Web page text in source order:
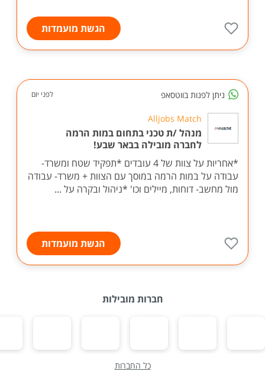
הגשת מועמדות
ניתן לפנות בווטסאפ לפני יום
Alljobs Match
מנהל /ת טכני בתחום במות הרמה
לחברה מובילה בבאר שבע!
*אחריות על צוות של 4 עובדים *תפקיד שטח ומשרד-
עבודה על במות הרמה במוסך עם הצוות + משרד- עבודה
מול מחשב- דוחות, מיילים וכו' *ניהול ובקרה על ...
הגשת מועמדות
חברות מובילות
כל החברות